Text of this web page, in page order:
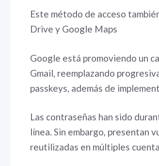
Este método de acceso
Drive y Google Maps
Google está promoviendo un
Gmail, reemplazando
passkeys, además de
Las contraseñas han sido
línea. Sin embargo, presentan
reutilizadas en múltiples